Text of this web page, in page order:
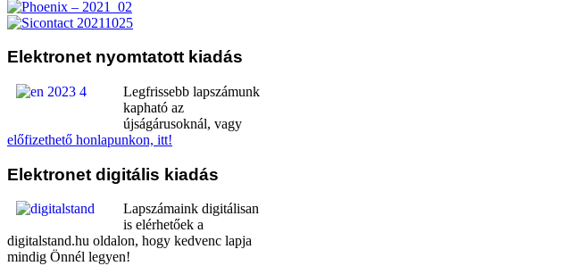
Elektronet nyomtatott kiadás
Legfrissebb lapszámunk
kapható az
újságárusoknál, vagy
előfizethető honlapunkon, itt!
Elektronet digitális kiadás
Lapszámaink digitálisan
is elérhetőek a
digitalstand.hu oldalon, hogy kedvenc lapja
mindig Önnél legyen!